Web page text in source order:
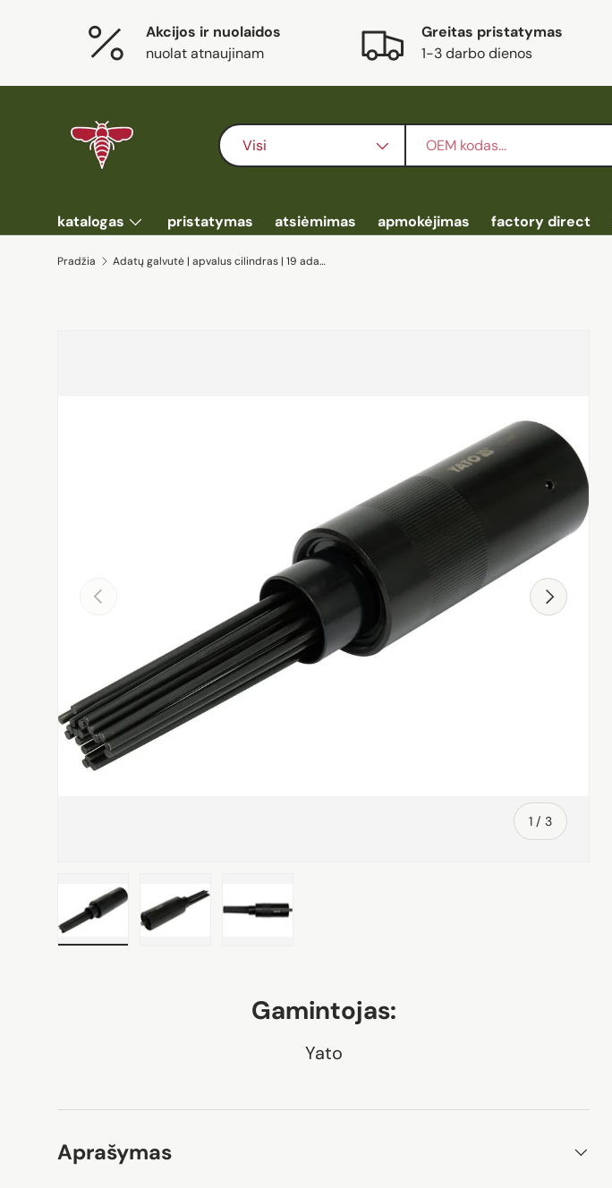
Eiti į turinį
Akcijos ir nuolaidos
nuolat atnaujinam
Greitas pristatymas
1-3 darbo dienos
Ieškoti
Prekės tipas
Visi
katalogas pristatymas atsiėmimas apmokėjimas factory direct
Pradžia Adatų galvutė | apvalus cilindras | 19 adatų (YT-09911)
Atgal
1 /iš
3
Pirmyn
Gamintojas:
Yato
Aprašymas